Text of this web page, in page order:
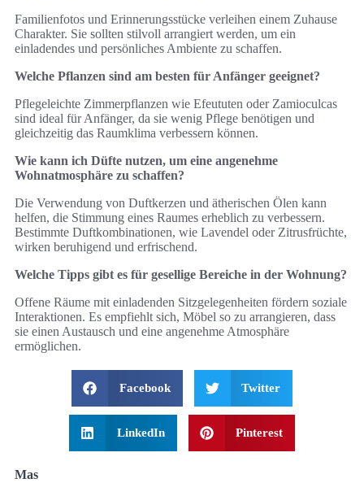
Familienfotos und Erinnerungsstücke verleihen einem Zuhause
Charakter. Sie sollten stilvoll arrangiert werden, um ein
einladendes und persönliches Ambiente zu schaffen.
Welche Pflanzen sind am besten für Anfänger geeignet?
Pflegeleichte Zimmerpflanzen wie Efeututen oder Zamioculcas
sind ideal für Anfänger, da sie wenig Pflege benötigen und
gleichzeitig das Raumklima verbessern können.
Wie kann ich Düfte nutzen, um eine angenehme
Wohnatmosphäre zu schaffen?
Die Verwendung von Duftkerzen und ätherischen Ölen kann
helfen, die Stimmung eines Raumes erheblich zu verbessern.
Bestimmte Duftkombinationen, wie Lavendel oder Zitrusfrüchte,
wirken beruhigend und erfrischend.
Welche Tipps gibt es für gesellige Bereiche in der Wohnung?
Offene Räume mit einladenden Sitzgelegenheiten fördern soziale
Interaktionen. Es empfiehlt sich, Möbel so zu arrangieren, dass
sie einen Austausch und eine angenehme Atmosphäre
ermöglichen.
Facebook Twitter
LinkedIn Pinterest
Mas